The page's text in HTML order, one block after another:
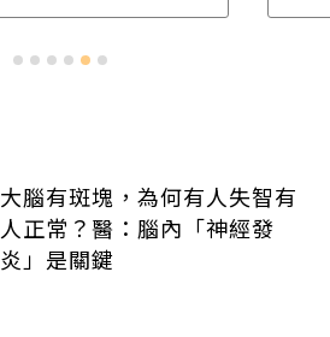
大腦有斑塊，為何有人失智有
人正常？醫：腦內「神經發
炎」是關鍵